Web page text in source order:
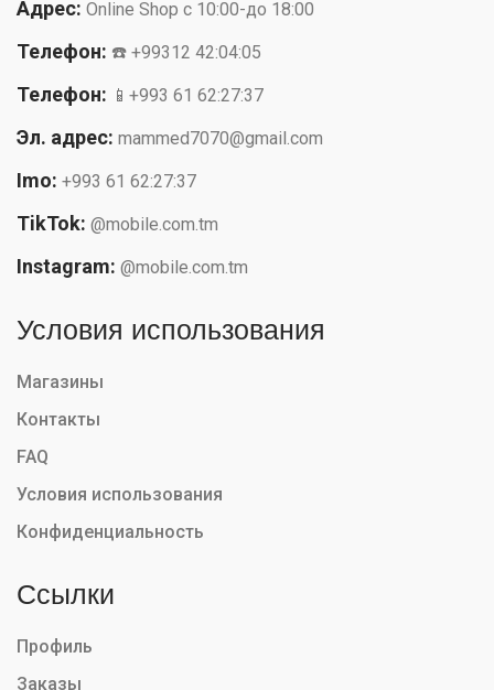
Адрес: Online Shop с 10:00-до 18:00
Телефон: ☎️ +99312 42:04:05
Телефон: 📱+993 61 62:27:37
Эл. адрес: mammed7070@gmail.com
Imo: +993 61 62:27:37
TikTok: @mobile.com.tm
Instagram: @mobile.com.tm
Условия использования
Магазины
Контакты
FAQ
Условия использования
Конфиденциальность
Ссылки
Профиль
Заказы